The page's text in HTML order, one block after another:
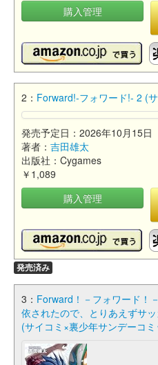
購入管理
2： Forward!-フォワード!- 2 (
発売予定日：2026年10月15日
著者： 吉田雄太
出版社：Cygames
￥1,089
購入管理
発売済み
3： Forward！－フォワード！
依されたので、とりあえずサ
(サイコミ×裏少年サンデーコ